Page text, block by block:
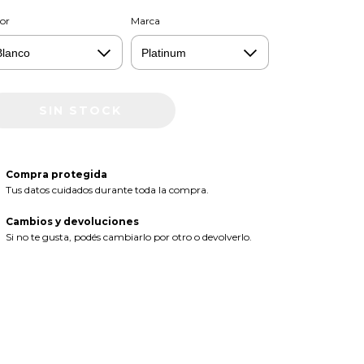
Marca
Compra protegida
Tus datos cuidados durante toda la compra.
Cambios y devoluciones
Si no te gusta, podés cambiarlo por otro o devolverlo.